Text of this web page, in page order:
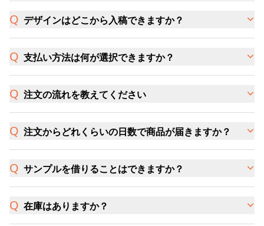
デザインはどこから入稿できますか？
支払い方法は何が選択できますか？
注文の流れを教えてください
注文からどれくらいの日数で商品が届きますか？
サンプルを借りることはできますか？
在庫はありますか？